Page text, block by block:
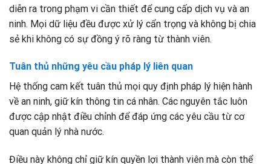
diễn ra trong phạm vi cần thiết để cung cấp dịch vụ và an
ninh. Mọi dữ liệu đều được xử lý cẩn trọng và không bị chia
sẻ khi không có sự đồng ý rõ ràng từ thành viên.
Tuân thủ những yêu cầu pháp lý liên quan
Hệ thống cam kết tuân thủ mọi quy định pháp lý hiện hành
về an ninh, giữ kín thông tin cá nhân. Các nguyên tắc luôn
được cập nhật điều chỉnh để đáp ứng các yêu cầu từ cơ
quan quản lý nhà nước.
Điều này không chỉ giữ kín quyền lợi thành viên mà còn thể